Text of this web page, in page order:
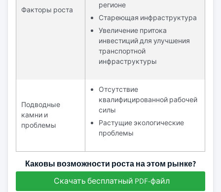
Факторы роста
регионе
Стареющая инфраструктура
Увеличение притока
инвестиций для улучшения
транспортной
инфраструктуры
Подводные
камни и
проблемы
Отсутствие
квалифицированной рабочей
силы
Растущие экологические
проблемы
Каковы возможности роста на этом рынке?
Скачать бесплатный PDF-файл